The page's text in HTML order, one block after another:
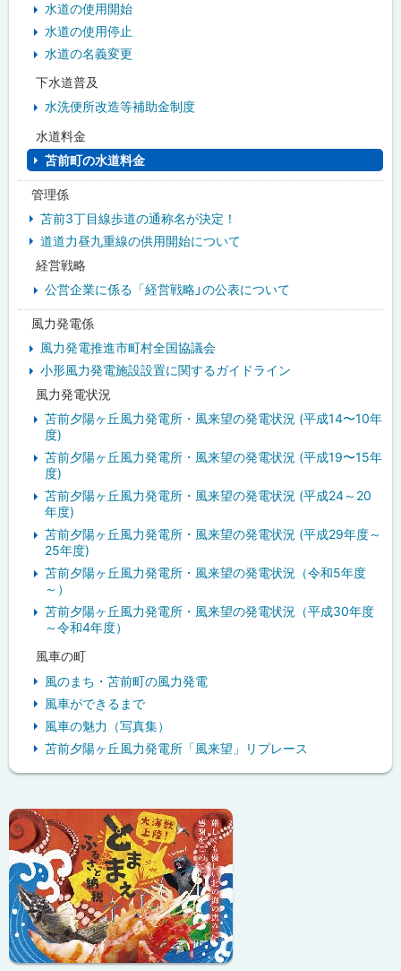
水道の使用開始
水道の使用停止
水道の名義変更
下水道普及
水洗便所改造等補助金制度
水道料金
苫前町の水道料金
管理係
苫前3丁目線歩道の通称名が決定！
道道力昼九重線の供用開始について
経営戦略
公営企業に係る「経営戦略」の公表について
風力発電係
風力発電推進市町村全国協議会
小形風力発電施設設置に関するガイドライン
風力発電状況
苫前夕陽ヶ丘風力発電所・風来望の発電状況 (平成14〜10年
度)
苫前夕陽ヶ丘風力発電所・風来望の発電状況 (平成19〜15年
度)
苫前夕陽ヶ丘風力発電所・風来望の発電状況 (平成24～20
年度)
苫前夕陽ヶ丘風力発電所・風来望の発電状況 (平成29年度～
25年度)
苫前夕陽ヶ丘風力発電所・風来望の発電状況（令和5年度
～）
苫前夕陽ヶ丘風力発電所・風来望の発電状況（平成30年度
～令和4年度）
風車の町
風のまち・苫前町の風力発電
風車ができるまで
風車の魅力（写真集）
苫前夕陽ヶ丘風力発電所「風来望」リプレース
ッ
ク
ア
ッ
プ